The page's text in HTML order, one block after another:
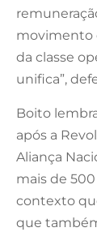
movimento
da classe
unifica”,
Boito
após a
Aliança
mais de
contexto
que